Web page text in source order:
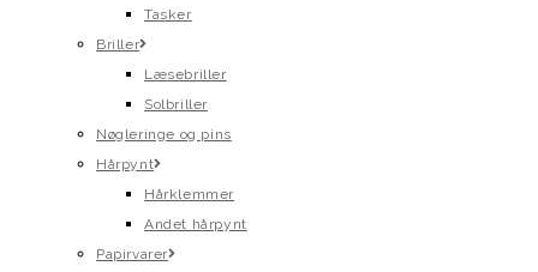
Tasker
Briller
Læsebriller
Solbriller
Nøgleringe og pins
Hårpynt
Hårklemmer
Andet hårpynt
Papirvarer